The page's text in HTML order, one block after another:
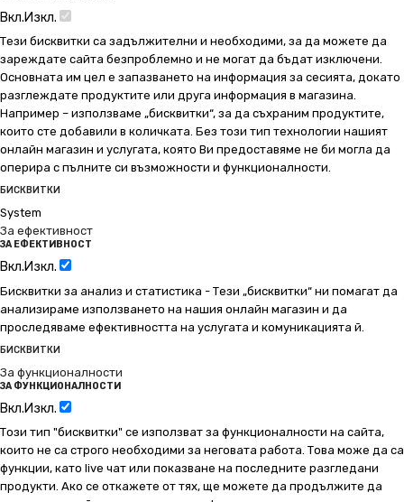
Вкл.Изкл.
Тези бисквитки са задължителни и необходими, за да можете да
зареждате сайта безпроблемно и не могат да бъдат изключени.
Основната им цел е запазването на информация за сесията, докато
разглеждате продуктите или друга информация в магазина.
Например – използваме „бисквитки“, за да съхраним продуктите,
които сте добавили в количката. Без този тип технологии нашият
онлайн магазин и услугата, която Ви предоставяме не би могла да
оперира с пълните си възможности и функционалности.
БИСКВИТКИ
System
За ефективност
ЗА ЕФЕКТИВНОСТ
Вкл.Изкл.
Бисквитки за анализ и статистика - Тези „бисквитки“ ни помагат да
анализираме използването на нашия онлайн магазин и да
проследяваме ефективността на услугата и комуникацията й.
БИСКВИТКИ
За функционалности
ЗА ФУНКЦИОНАЛНОСТИ
Вкл.Изкл.
Този тип "бисквитки" се използват за функционалности на сайта,
които не са строго необходими за неговата работа. Това може да са
функции, като live чат или показване на последните разгледани
продукти. Ако се откажете от тях, ще можете да продължите да